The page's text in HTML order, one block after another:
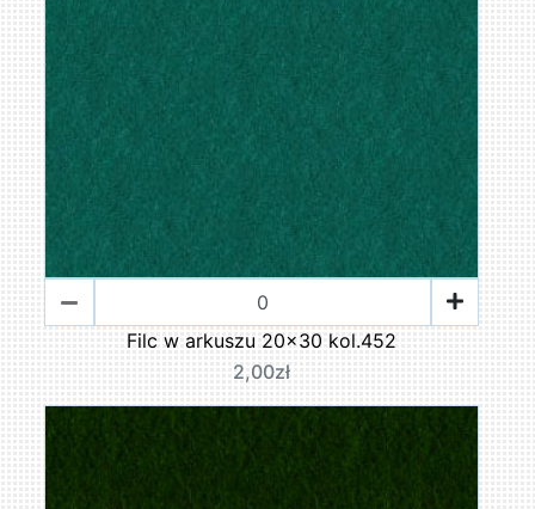
Filc w arkuszu 20x30 kol.452
2,00zł